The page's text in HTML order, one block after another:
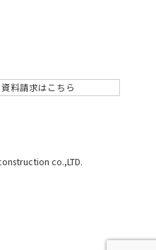
料請求はこちら
co.,LTD.